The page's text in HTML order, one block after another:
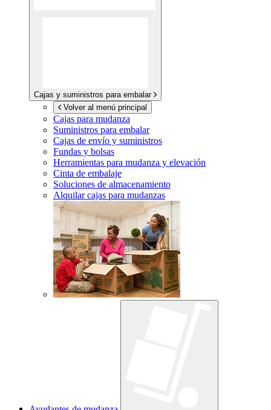
Cajas y suministros para embalar
Volver al menú principal
Cajas para mudanza
Suministros para embalar
Cajas de envío y suministros
Fundas y bolsas
Herramientas para mudanza y elevación
Cinta de embalaje
Soluciones de almacenamiento
Alquilar cajas para mudanzas